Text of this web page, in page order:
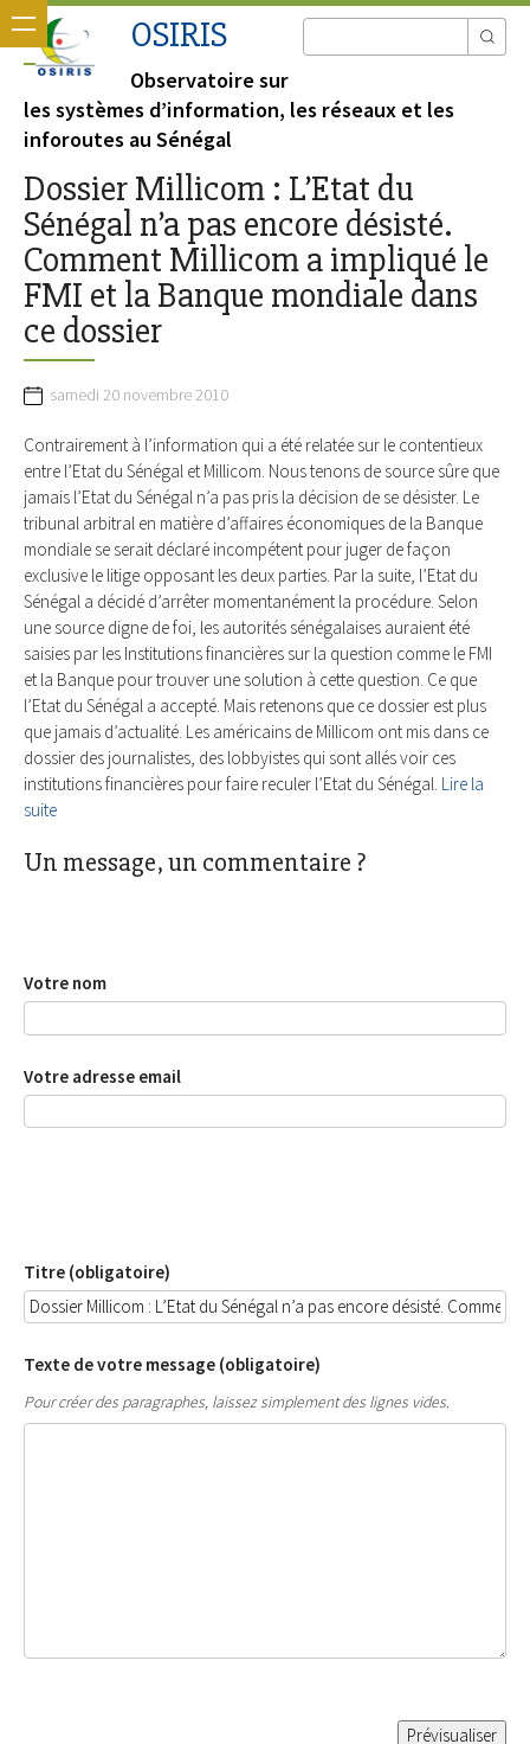
OSIRIS
Observatoire sur
les systèmes d’information, les réseaux et les
inforoutes au Sénégal
Dossier Millicom : L’Etat du
Sénégal n’a pas encore désisté.
Comment Millicom a impliqué le
FMI et la Banque mondiale dans
ce dossier
samedi 20 novembre 2010
Contrairement à l’information qui a été relatée sur le contentieux
entre l’Etat du Sénégal et Millicom. Nous tenons de source sûre que
jamais l’Etat du Sénégal n’a pas pris la décision de se désister. Le
tribunal arbitral en matière d’affaires économiques de la Banque
mondiale se serait déclaré incompétent pour juger de façon
exclusive le litige opposant les deux parties. Par la suite, l’Etat du
Sénégal a décidé d’arrêter momentanément la procédure. Selon
une source digne de foi, les autorités sénégalaises auraient été
saisies par les Institutions financières sur la question comme le FMI
et la Banque pour trouver une solution à cette question. Ce que
l’Etat du Sénégal a accepté. Mais retenons que ce dossier est plus
que jamais d’actualité. Les américains de Millicom ont mis dans ce
dossier des journalistes, des lobbyistes qui sont allés voir ces
institutions financières pour faire reculer l’Etat du Sénégal. Lire la
suite
Un message, un commentaire ?
Votre nom
Votre adresse email
Titre (obligatoire)
Texte de votre message (obligatoire)
Pour créer des paragraphes, laissez simplement des lignes vides.